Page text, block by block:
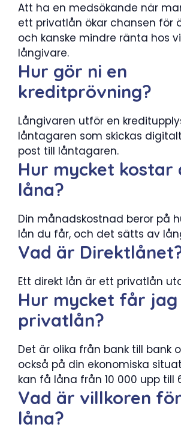
Att ha en medsökande när
ett privatlån ökar chansen för
och kanske mindre ränta hos
långivare.
Hur gör ni en
kreditprövning?
Långivaren utför en
låntagaren som skickas
post till låntagaren.
Hur mycket
låna?
Din månadskostnad beror på
lån du får, och det sätts av
Vad är
Ett direkt lån är ett privatlån
Hur mycket får jag
privatlån?
Det är olika från bank till bank
också på din ekonomiska
kan få låna från 10 000 upp till
Vad är villkoren
låna?